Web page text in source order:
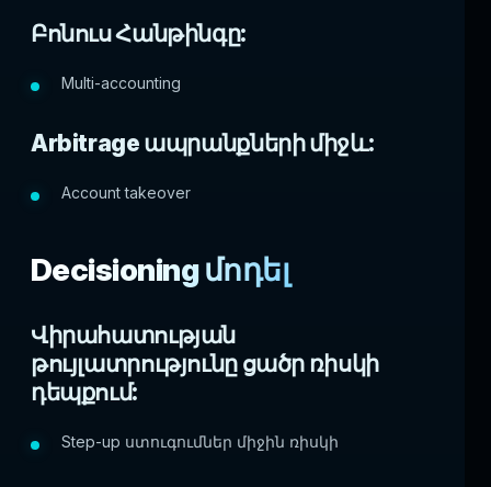
Բոնուս Հանթինգը:
Multi-accounting
Arbitrage ապրանքների միջև:
Account takeover
Decisioning մոդել
Վիրահատության
թույլատրությունը ցածր ռիսկի
դեպքում:
Step-up ստուգումներ միջին ռիսկի